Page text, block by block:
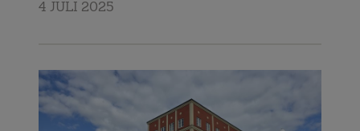
4 JULI 2025